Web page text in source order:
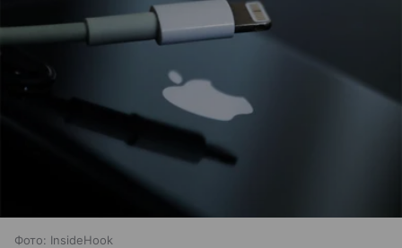
Фото: InsideHook